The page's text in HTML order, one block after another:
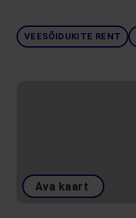
VEESÕIDUKITE RENT
Ava kaart